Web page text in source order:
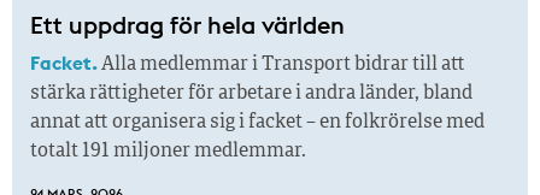
Ett uppdrag för hela världen
Facket.Alla medlemmar i Transport bidrar till att
stärka rättigheter för arbetare i andra länder, bland
annat att organisera sig i facket – en folkrörelse med
totalt 191 miljoner medlemmar.